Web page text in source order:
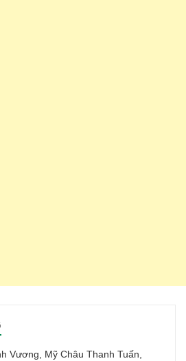
Vương, Mỹ Châu Thanh Tuấn,